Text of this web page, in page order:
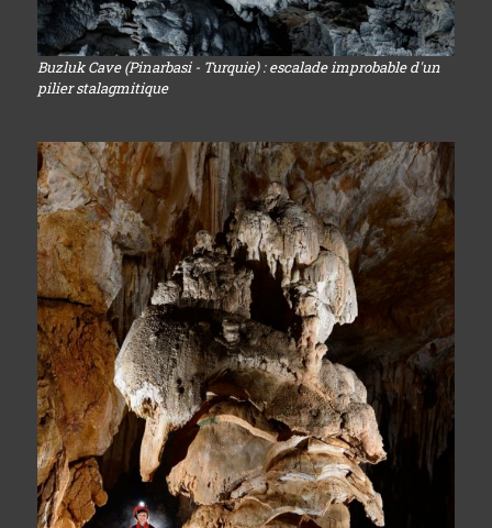
Buzluk Cave (Pinarbasi - Turquie) : escalade improbable d'un
pilier stalagmitique